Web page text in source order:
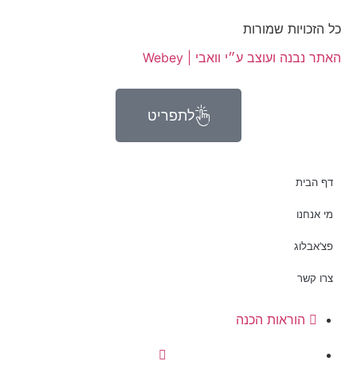
כל הזכויות שמורות
האתר נבנה ועוצב ע״י וואבי | Webey
לתפריט
דף הבית
מי אנחנו
פצ’אבלוג
צרו קשר
הוראות הכנה